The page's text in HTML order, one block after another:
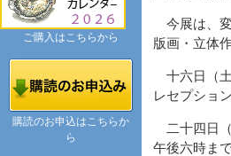
今展は、
版画・立体
十六日（
レセプショ
二十四日
午後六時ま
ご購入はこちらから
購読のお申込はこちらか
ら